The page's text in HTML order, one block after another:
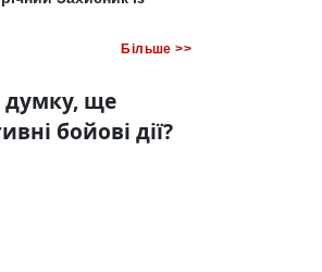
Більше >>
думку, ще
бойові дії?